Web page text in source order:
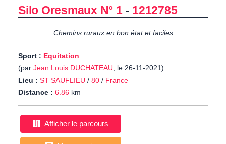
Silo Oresmaux N° 1- 1212785
Chemins ruraux en bon état et faciles
Sport : Equitation
(par Jean Louis DUCHATEAU, le 26-11-2021)
Lieu : ST SAUFLIEU / 80 / France
Distance : 6.86 km
Afficher le parcours